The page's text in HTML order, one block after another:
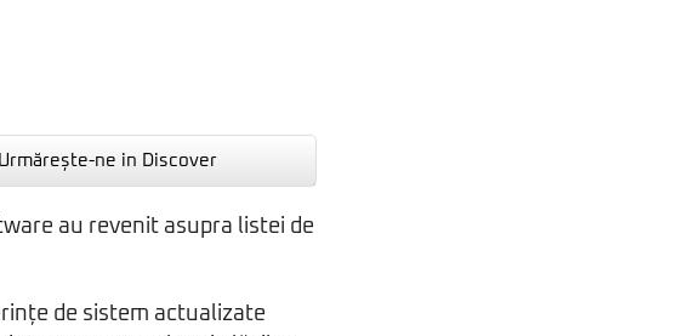
Urmărește-ne in Discover
au revenit asupra listei de
de sistem actualizate